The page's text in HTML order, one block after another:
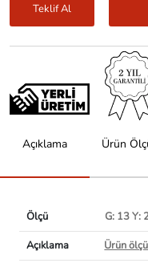
Teklif Al
Açıklama Ürün
Ölçü
G: 13 Y:
Açıklama
Ürün